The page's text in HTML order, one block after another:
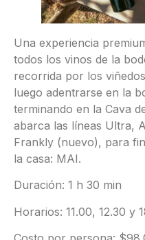
Una experiencia
todos los vinos de la
recorrida por los
luego adentrarse en la
terminando en la Cava
abarca las líneas Ultra,
Frankly (nuevo), para
la casa: MAI.
Duración: 1 h 30 min
Horarios: 11.00, 12.30 y